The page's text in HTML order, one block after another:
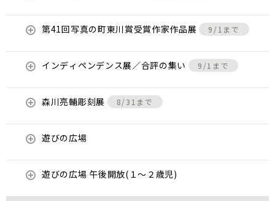
第41回写真の町東川賞受賞作家作品展 9/1まで
インディペンデンス展／合評の集い 9/1まで
森川亮輔彫刻展 8/31まで
遊びの広場
遊びの広場 午後開放(１～２歳児)